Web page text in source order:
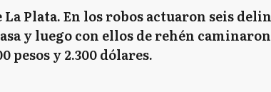
Plata. En los robos actuaron seis
y luego con ellos de rehén
pesos y 2.300 dólares.